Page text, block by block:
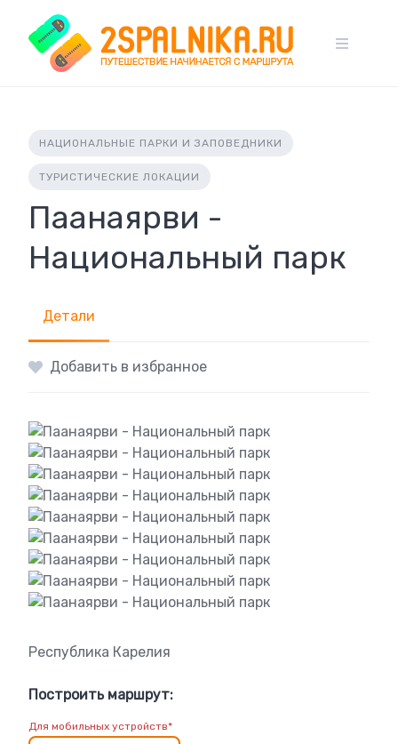
content
НАЦИОНАЛЬНЫЕ ПАРКИ И ЗАПОВЕДНИКИ
ТУРИСТИЧЕСКИЕ ЛОКАЦИИ
Паанаярви -
Национальный парк
Детали
Добавить в избранное
Республика Карелия
Построить маршрут:
Для мобильных устройств*